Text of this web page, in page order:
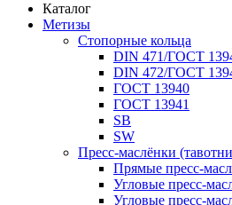
Каталог
Метизы
Стопорные кольца
DIN 471/ГОСТ
DIN 472/ГОСТ
ГОСТ 13940
ГОСТ 13941
SB
SW
Пресс-маслёнки
Прямые пресс-
Угловые пресс-
Угловые пресс-